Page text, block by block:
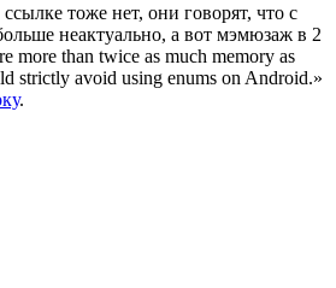
тоже нет, они говорят, что с
неактуально, а вот мэмюзаж в 2
more than twice as much memory as
strictly avoid using enums on Android.»
.